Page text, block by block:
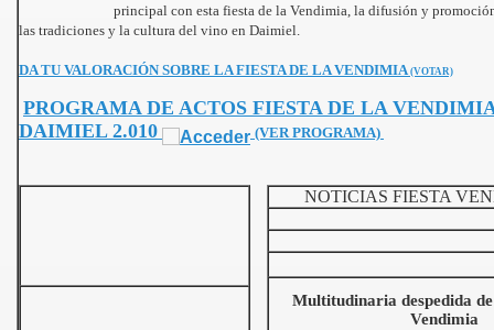
principal con esta fiesta de la Vendimia, la difusión y
las tradiciones y la cultura del vino en Daimiel.
DA TU VALORACIÓN SOBRE LA FIESTA DE LA VENDIMIA(VOTAR)
PROGRAMA DE ACTOS FIESTA DE LA
DAIMIEL 2.010
(VER PROGRAMA)
NOTICIAS FIESTA
Multitudinaria despedida
Vendimia